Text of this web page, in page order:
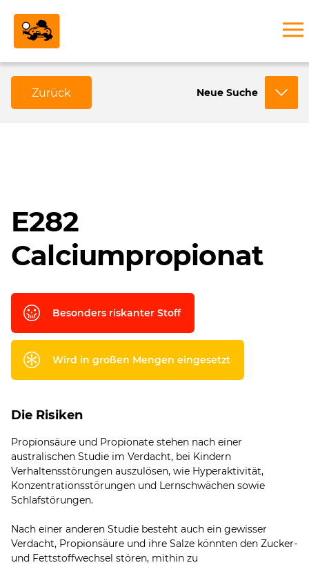
Zurück Neue Suche
E282
Calciumpropionat
Besonders riskanter Stoff
Wird in großen Mengen eingesetzt
Die Risiken
Propionsäure und Propionate stehen nach einer
australischen Studie im Verdacht, bei Kindern
Verhaltensstörungen auszulösen, wie Hyperaktivität,
Konzentrationsstörungen und Lernschwächen sowie
Schlafstörungen.
Nach einer anderen Studie besteht auch ein gewisser
Verdacht, Propionsäure und ihre Salze könnten den Zucker-
und Fettstoffwechsel stören, mithin zu